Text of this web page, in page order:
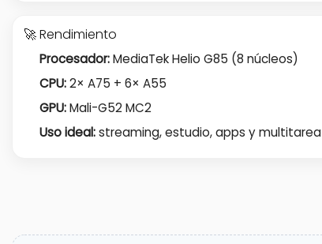
🚀 Rendimiento
Procesador:MediaTek Helio G85 (8 núcleos)
CPU:2× A75 + 6× A55
GPU:Mali-G52 MC2
Uso ideal:streaming, estudio, apps y multitarea